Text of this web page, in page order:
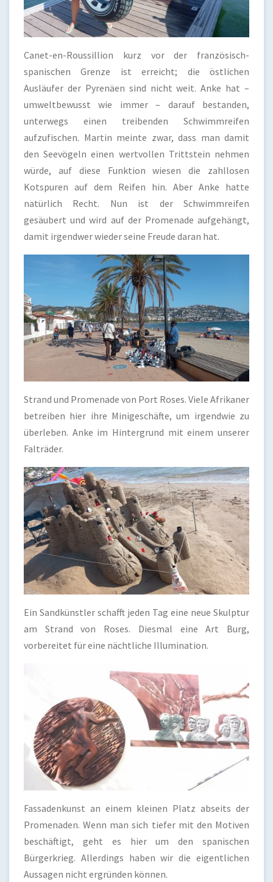
Canet-en-Roussillion kurz vor der französisch-
spanischen Grenze ist erreicht; die östlichen
Ausläufer der Pyrenäen sind nicht weit. Anke hat –
umweltbewusst wie immer – darauf bestanden,
unterwegs einen treibenden Schwimmreifen
aufzufischen. Martin meinte zwar, dass man damit
den Seevögeln einen wertvollen Trittstein nehmen
würde, auf diese Funktion wiesen die zahllosen
Kotspuren auf dem Reifen hin. Aber Anke hatte
natürlich Recht. Nun ist der Schwimmreifen
gesäubert und wird auf der Promenade aufgehängt,
damit irgendwer wieder seine Freude daran hat.
Strand und Promenade von Port Roses. Viele Afrikaner
betreiben hier ihre Minigeschäfte, um irgendwie zu
überleben. Anke im Hintergrund mit einem unserer
Falträder.
Ein Sandkünstler schafft jeden Tag eine neue Skulptur
am Strand von Roses. Diesmal eine Art Burg,
vorbereitet für eine nächtliche Illumination.
Fassadenkunst an einem kleinen Platz abseits der
Promenaden. Wenn man sich tiefer mit den Motiven
beschäftigt, geht es hier um den spanischen
Bürgerkrieg. Allerdings haben wir die eigentlichen
Aussagen nicht ergründen können.